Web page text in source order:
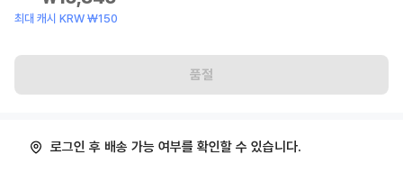
최대 캐시 KRW ₩150
품절
로그인 후 배송 가능 여부를 확인할 수 있습니다.